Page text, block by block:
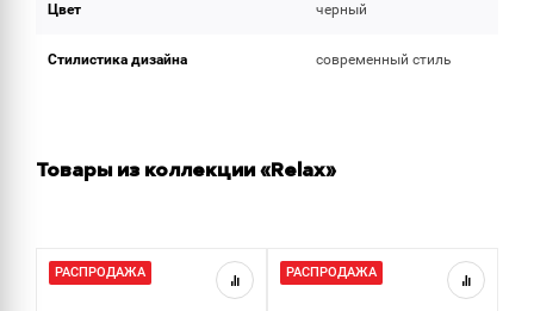
Цвет черный
Стилистика дизайна современный стиль
Товары из коллекции «Relax»
РАСПРОДАЖА РАСПРОДАЖА